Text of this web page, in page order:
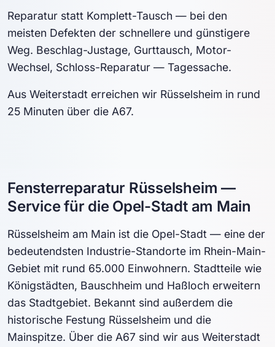
Reparatur statt Komplett-Tausch — bei den
meisten Defekten der schnellere und günstigere
Weg. Beschlag-Justage, Gurttausch, Motor-
Wechsel, Schloss-Reparatur — Tagessache.
Aus Weiterstadt erreichen wir Rüsselsheim in rund
25 Minuten über die A67.
Fensterreparatur Rüsselsheim —
Service für die Opel-Stadt am Main
Rüsselsheim am Main ist die Opel-Stadt — eine der
bedeutendsten Industrie-Standorte im Rhein-Main-
Gebiet mit rund 65.000 Einwohnern. Stadtteile wie
Königstädten, Bauschheim und Haßloch erweitern
das Stadtgebiet. Bekannt sind außerdem die
historische Festung Rüsselsheim und die
Mainspitze. Über die A67 sind wir aus Weiterstadt